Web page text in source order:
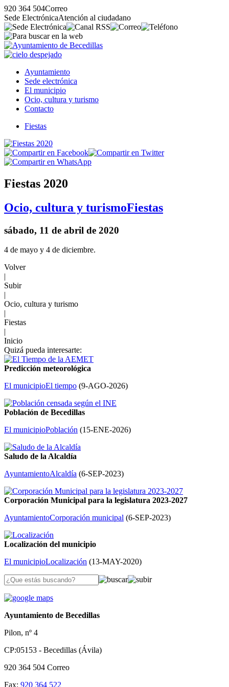
920 364 504Correo
Sede ElectrónicaAtención al ciudadano
Ayuntamiento
Sede electrónica
El municipio
Ocio, cultura y turismo
Contacto
Fiestas
Fiestas 2020
Ocio, cultura y turismoFiestas
sábado, 11 de abril de 2020
4 de mayo y 4 de diciembre.
Volver
|
Subir
|
Ocio, cultura y turismo
|
Fiestas
|
Inicio
Quizá pueda interesarte:
Predicción meteorológica
El municipioEl tiempo (9-AGO-2026)
Población de Becedillas
El municipioPoblación (15-ENE-2026)
Saludo de la Alcaldía
AyuntamientoAlcaldía (6-SEP-2023)
Corporación Municipal para la legislatura 2023-2027
AyuntamientoCorporación municipal (6-SEP-2023)
Localización del municipio
El municipioLocalización (13-MAY-2020)
Ayuntamiento de Becedillas
Pilon, nº 4
CP:05153 - Becedillas (Ávila)
920 364 504 Correo
Fax: 920 364 522